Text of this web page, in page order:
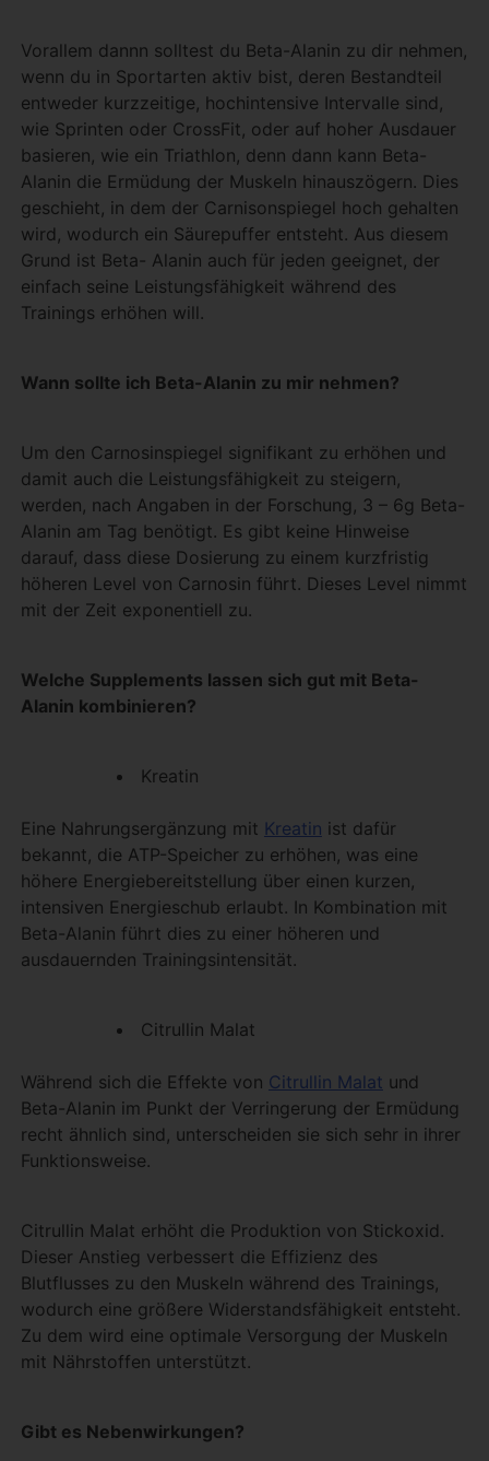
Vorallem dannn solltest du Beta-Alanin zu dir nehmen,
wenn du in Sportarten aktiv bist, deren Bestandteil
entweder kurzzeitige, hochintensive Intervalle sind,
wie Sprinten oder CrossFit, oder auf hoher Ausdauer
basieren, wie ein Triathlon, denn dann kann Beta-
Alanin die Ermüdung der Muskeln hinauszögern. Dies
geschieht, in dem der Carnisonspiegel hoch gehalten
wird, wodurch ein Säurepuffer entsteht. Aus diesem
Grund ist Beta- Alanin auch für jeden geeignet, der
einfach seine Leistungsfähigkeit während des
Trainings erhöhen will.
Wann sollte ich Beta-Alanin zu mir nehmen?
Um den Carnosinspiegel signifikant zu erhöhen und
damit auch die Leistungsfähigkeit zu steigern,
werden, nach Angaben in der Forschung, 3 – 6g Beta-
Alanin am Tag benötigt. Es gibt keine Hinweise
darauf, dass diese Dosierung zu einem kurzfristig
höheren Level von Carnosin führt. Dieses Level nimmt
mit der Zeit exponentiell zu.
Welche Supplements lassen sich gut mit Beta-
Alanin kombinieren?
Kreatin
Eine Nahrungsergänzung mit Kreatin ist dafür
bekannt, die ATP-Speicher zu erhöhen, was eine
höhere Energiebereitstellung über einen kurzen,
intensiven Energieschub erlaubt. In Kombination mit
Beta-Alanin führt dies zu einer höheren und
ausdauernden Trainingsintensität.
Citrullin Malat
Während sich die Effekte von Citrullin Malat und
Beta-Alanin im Punkt der Verringerung der Ermüdung
recht ähnlich sind, unterscheiden sie sich sehr in ihrer
Funktionsweise.
Citrullin Malat erhöht die Produktion von Stickoxid.
Dieser Anstieg verbessert die Effizienz des
Blutflusses zu den Muskeln während des Trainings,
wodurch eine größere Widerstandsfähigkeit entsteht.
Zu dem wird eine optimale Versorgung der Muskeln
mit Nährstoffen unterstützt.
Gibt es Nebenwirkungen?